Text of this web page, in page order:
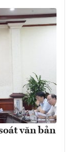
văn bản